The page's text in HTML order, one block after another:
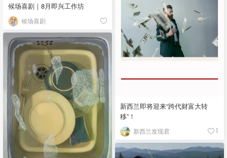
候场喜剧｜8月即兴工作坊
候场喜剧
新西兰即将迎来“跨代财富大转
移”！
新西兰发现君 1